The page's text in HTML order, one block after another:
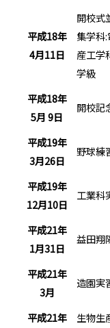
平成18年
4月11日
開校式
集学科
産工学
学級
平成18年
5月 9日
開校記
平成19年
3月26日
野球練
平成19年
12月10日
工業科
平成21年
1月31日
益田翔
平成21年
3月
造園実
平成21年
生物生